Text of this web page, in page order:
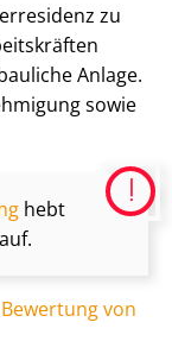
zu
Anlage.
sowie
hebt
Bewertung von